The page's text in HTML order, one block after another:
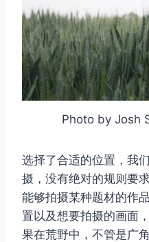
Photo by Josh
选择了合适的位置，我
摄，没有绝对的规则要
能够拍摄某种题材的作
置以及想要拍摄的画面
果在荒野中，不管是广